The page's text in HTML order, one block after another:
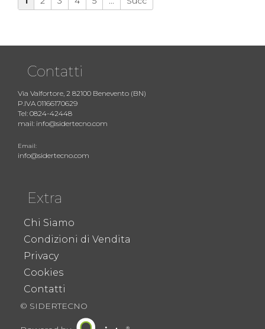
Contatti
Via Valfortore, 2 82100 Benevento (BN)
P.IVA 01166170629
Tel: 0824-42448
mail: info@sidertecno.com
Email:
info@sidertecno.com
Extra
Chi Siamo
Condizioni di Vendita
Privacy
Cookies
Contatti
© SIDERTECNO